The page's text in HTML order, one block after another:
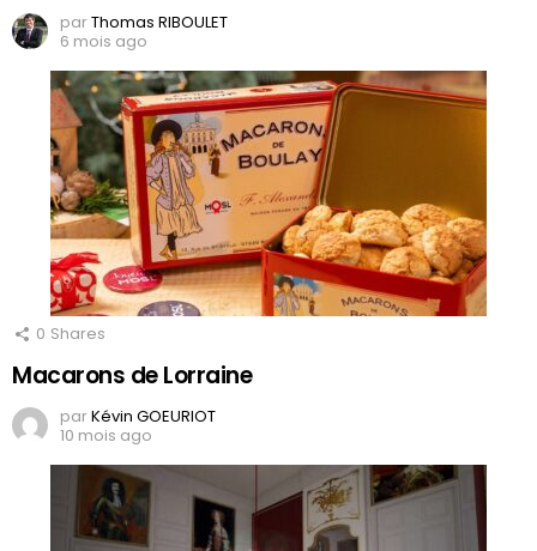
parThomas RIBOULET
6 mois ago
0 Shares
Macarons de Lorraine
parKévin GOEURIOT
10 mois ago